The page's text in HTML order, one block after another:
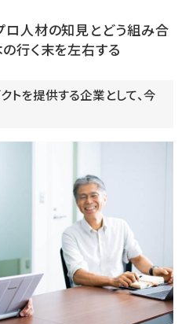
人材の知見とどう組み合
行く末を左右する
トを提供する企業として、今